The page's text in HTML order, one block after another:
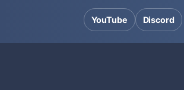
YouTube Discord